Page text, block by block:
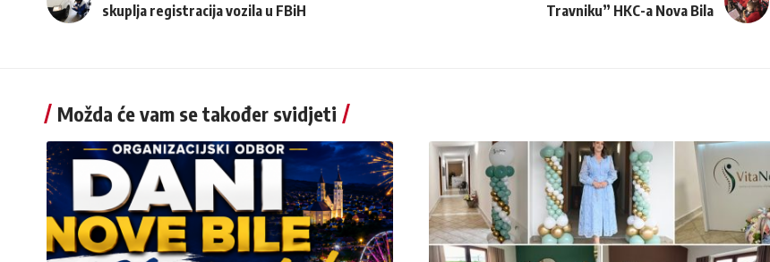
skuplja registracija vozila u FBiH
Travniku” HKC-a Nova Bila
Možda će vam se također svidjeti